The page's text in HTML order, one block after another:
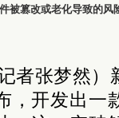
被篡改或老化导致的风
者张梦然）
，开发出一